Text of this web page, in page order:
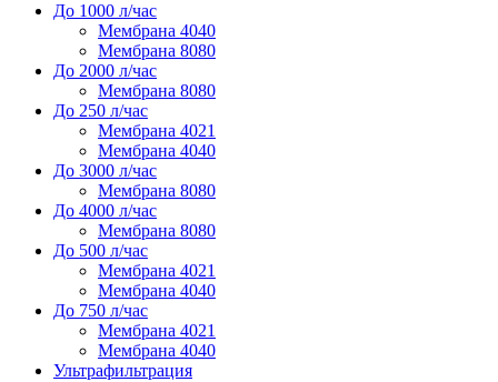
До 1000 л/час
Мембрана 4040
Мембрана 8080
До 2000 л/час
Мембрана 8080
До 250 л/час
Мембрана 4021
Мембрана 4040
До 3000 л/час
Мембрана 8080
До 4000 л/час
Мембрана 8080
До 500 л/час
Мембрана 4021
Мембрана 4040
До 750 л/час
Мембрана 4021
Мембрана 4040
Ультрафильтрация